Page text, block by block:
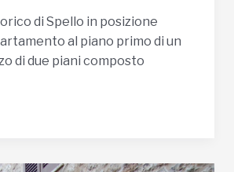
di Spello in posizione
al piano primo di un
di due piani composto